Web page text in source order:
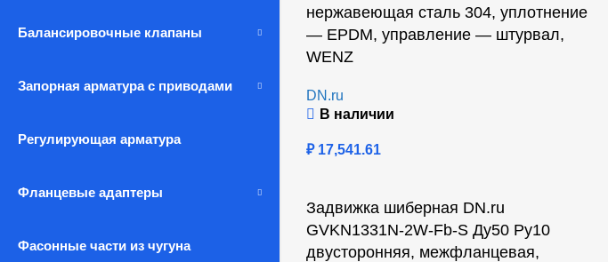
Балансировочные клапаны
Запорная арматура с приводами
Регулирующая арматура
Фланцевые адаптеры
Фасонные части из чугуна
нержавеющая сталь 304, уплотнение
— EPDM, управление — штурвал,
WENZ
DN.ru
В наличии
₽17,541.61
Задвижка шиберная DN.ru
GVKN1331N-2W-Fb-S Ду50 Ру10
двусторонняя, межфланцевая,